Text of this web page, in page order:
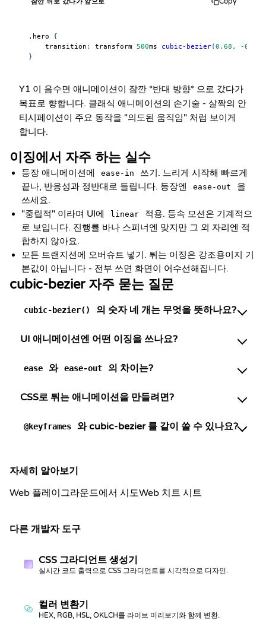
.hero
{
transition : transform 500ms cubic-bezier(0.68 , -0.55
}
Y1 이 음수면 애니메이션이 잠깐 *반대 방향* 으로 갔다가
목표로 향합니다. 클래식 애니메이션의 손기술 - 살짝의 안
티시페이션이 주요 동작을 "의도된 움직임" 처럼 보이게
합니다.
이징에서 자주 하는 실수
등장 애니메이션에 ease-in
쓰기. 느리게 시작해 빠르게
끝나, 반응성과 정반대로 들립니다. 등장엔
ease-out
을
쓰세요.
"중립적" 이라며 UI에
linear
적용. 등속 모션은 기계적으
로 보입니다. 진행률 바나 스피너엔 맞지만 그 외 자리엔 적
합하지 않아요.
모든 트랜지션에 오버슈트 넣기. 튀는 이징은 강조용이지 기
본값이 아닙니다 - 전부 쓰면 화면이 어수선해집니다.
cubic-bezier 자주 묻는 질문
cubic-bezier() 의 숫자 네 개는 무엇을 뜻하나요?
UI 애니메이션엔 어떤 이징을 쓰나요?
ease 와 ease-out 의 차이는?
CSS로 튀는 애니메이션을 만들려면?
@keyframes 와 cubic-bezier 를 같이 쓸 수 있나요?
자세히 알아보기
Web 플레이그라운드에서 시도Web 치트 시트
다른 개발자 도구
CSS 그라디언트 생성기
실시간 코드 출력으로 CSS 그라디언트를 시각적으로 디자인.
컬러 변환기
HEX, RGB, HSL, OKLCH를 라이브 미리보기와 함께 변환.